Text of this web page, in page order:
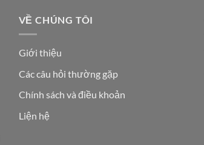
VỀ CHÚNG TÔI
Giới thiệu
Các câu hỏi thường gặp
Chính sách và điều khoản
Liện hệ